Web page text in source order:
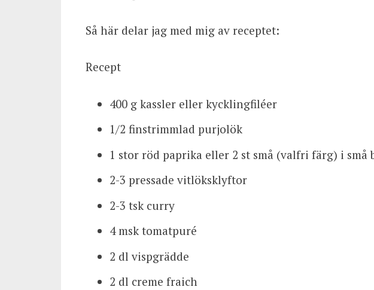
Så här delar jag med mig av receptet:
Recept
400 g kassler eller kycklingfiléer
1/2 finstrimmlad purjolök
1 stor röd paprika eller 2 st små (valfri färg) i små
2-3 pressade vitlöksklyftor
2-3 tsk curry
4 msk tomatpuré
2 dl vispgrädde
2 dl creme fraich